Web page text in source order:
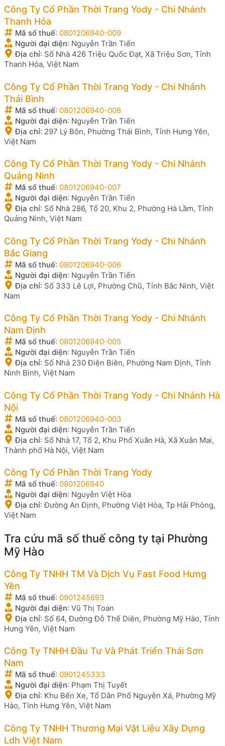
Công Ty Cổ Phần Thời Trang Yody - Chi Nhánh
Thanh Hóa
Mã số thuế: 0801206940-009
Người đại diện: Nguyễn Trần Tiến
Địa chỉ: Số Nhà 426 Triệu Quốc Đạt, Xã Triệu Sơn, Tỉnh
Thanh Hóa, Việt Nam
Công Ty Cổ Phần Thời Trang Yody - Chi Nhánh
Thái Bình
Mã số thuế: 0801206940-008
Người đại diện: Nguyễn Trần Tiến
Địa chỉ: 297 Lý Bôn, Phường Thái Bình, Tỉnh Hưng Yên,
Việt Nam
Công Ty Cổ Phần Thời Trang Yody - Chi Nhánh
Quảng Ninh
Mã số thuế: 0801206940-007
Người đại diện: Nguyễn Trần Tiến
Địa chỉ: Số Nhà 286, Tổ 20, Khu 2, Phường Hà Lầm, Tỉnh
Quảng Ninh, Việt Nam
Công Ty Cổ Phần Thời Trang Yody - Chi Nhánh
Bắc Giang
Mã số thuế: 0801206940-006
Người đại diện: Nguyễn Trần Tiến
Địa chỉ: Số 333 Lê Lợi, Phường Chũ, Tỉnh Bắc Ninh, Việt
Nam
Công Ty Cổ Phần Thời Trang Yody - Chi Nhánh
Nam Định
Mã số thuế: 0801206940-005
Người đại diện: Nguyễn Trần Tiến
Địa chỉ: Số Nhà 230 Điện Biên, Phường Nam Định, Tỉnh
Ninh Bình, Việt Nam
Công Ty Cổ Phần Thời Trang Yody - Chi Nhánh Hà
Nội
Mã số thuế: 0801206940-003
Người đại diện: Nguyễn Trần Tiến
Địa chỉ: Số Nhà 17, Tổ 2, Khu Phố Xuân Hà, Xã Xuân Mai,
Thành phố Hà Nội, Việt Nam
Công Ty Cổ Phần Thời Trang Yody
Mã số thuế: 0801206940
Người đại diện: Nguyễn Việt Hòa
Địa chỉ:Đường An Định, Phường Việt Hòa, Tp Hải Phòng,
Việt Nam
Tra cứu mã số thuế công ty tại Phường
Mỹ Hào
Công Ty TNHH TM Và Dịch Vụ Fast Food Hưng
Yên
Mã số thuế: 0901245693
Người đại diện: Vũ Thị Toan
Địa chỉ: Số 64, Đường Đỗ Thế Diên, Phường Mỹ Hào, Tỉnh
Hưng Yên, Việt Nam
Công Ty TNHH Đầu Tư Và Phát Triển Thái Sơn
Nam
Mã số thuế: 0901245333
Người đại diện: Phạm Thị Tuyết
Địa chỉ: Khu Bến Xe, Tổ Dân Phố Nguyễn Xá, Phường Mỹ
Hào, Tỉnh Hưng Yên, Việt Nam
Công Ty TNHH Thương Mại Vật Liệu Xây Dựng
Ldh Việt Nam